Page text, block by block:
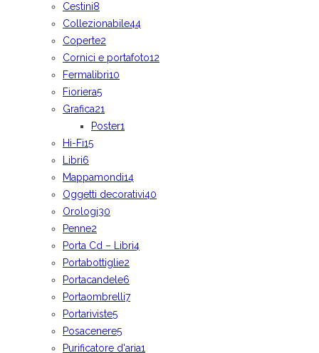
Cestini8
Collezionabile44
Coperte2
Cornici e portafoto12
Fermalibri10
Fioriera5
Grafica21
Poster1
Hi-Fi15
Libri6
Mappamondi14
Oggetti decorativi40
Orologi30
Penne2
Porta Cd – Libri4
Portabottiglie2
Portacandele6
Portaombrelli7
Portariviste5
Posacenere5
Purificatore d'aria1